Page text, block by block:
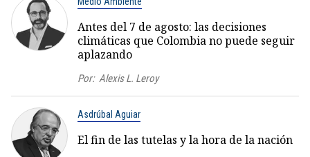
Antes del 7 de agosto: las decisiones
climáticas que Colombia no puede seguir
aplazando
Por: Alexis L. Leroy
Asdrúbal Aguiar
El fin de las tutelas y la hora de la nación